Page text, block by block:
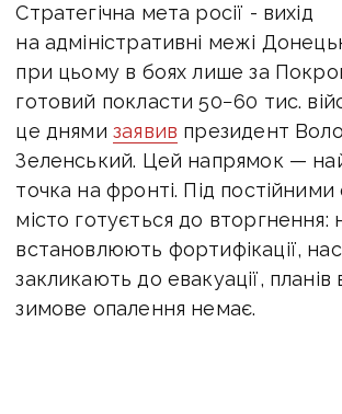
Стратегічна мета росії - вихід
на адміністративні межі
при цьому в боях лише за
готовий покласти 50−60 тис.
це днямизаявив президент
Зеленський. Цей напрямок —
точка на фронті. Під постійними
місто готується до вторгнення:
встановлюють фортифікації,
закликають до евакуації, планів
зимове опалення немає.